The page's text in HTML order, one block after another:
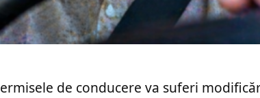
de conducere va suferi